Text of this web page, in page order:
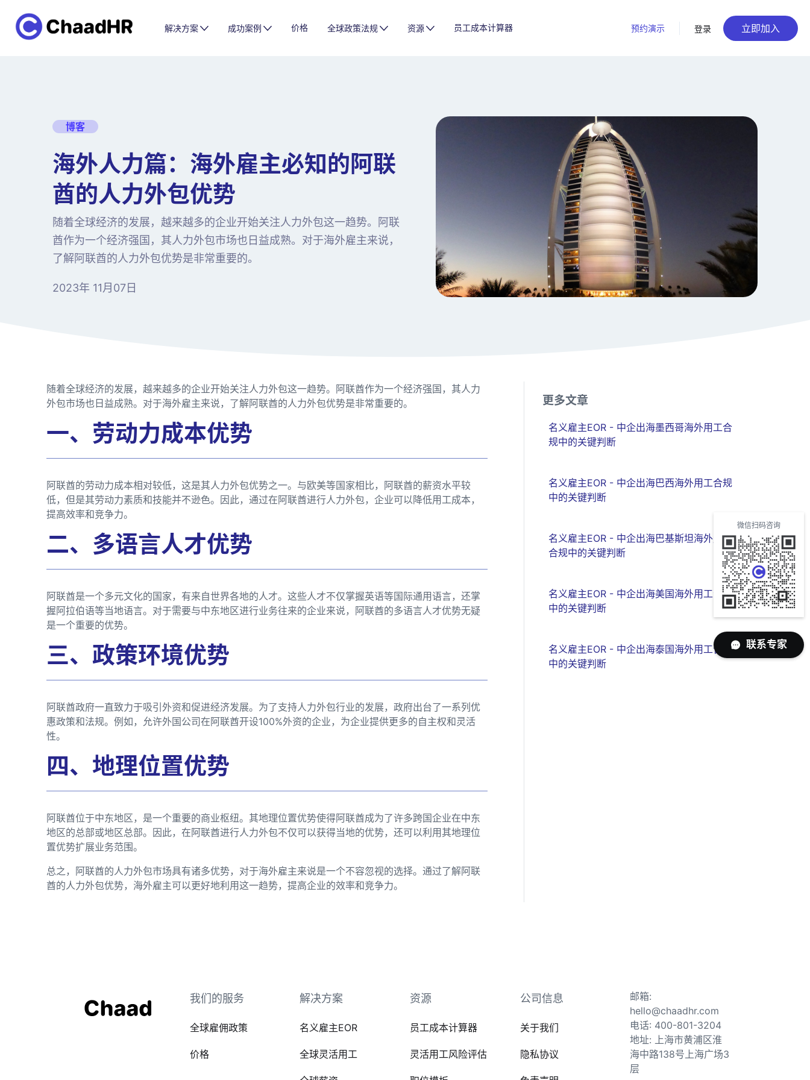
解决方案 成功案例 价格 全球政策法规 资源 员工成本计算器 预约演示 登录 立即加入
博客
海外人力篇：海外雇主必知的阿联
酋的人力外包优势
随着全球经济的发展，越来越多的企业开始关注人力外包这一趋势。阿联
酋作为一个经济强国，其人力外包市场也日益成熟。对于海外雇主来说，
了解阿联酋的人力外包优势是非常重要的。
2023年 11月07日
随着全球经济的发展，越来越多的企业开始关注人力外包这一趋势。阿联酋作为一个经济强国，其人力
外包市场也日益成熟。对于海外雇主来说，了解阿联酋的人力外包优势是非常重要的。
一、劳动力成本优势
阿联酋的劳动力成本相对较低，这是其人力外包优势之一。与欧美等国家相比，阿联酋的薪资水平较
低，但是其劳动力素质和技能并不逊色。因此，通过在阿联酋进行人力外包，企业可以降低用工成本，
提高效率和竞争力。
二、多语言人才优势
阿联酋是一个多元文化的国家，有来自世界各地的人才。这些人才不仅掌握英语等国际通用语言，还掌
握阿拉伯语等当地语言。对于需要与中东地区进行业务往来的企业来说，阿联酋的多语言人才优势无疑
是一个重要的优势。
三、政策环境优势
阿联酋政府一直致力于吸引外资和促进经济发展。为了支持人力外包行业的发展，政府出台了一系列优
惠政策和法规。例如，允许外国公司在阿联酋开设100%外资的企业，为企业提供更多的自主权和灵活
性。
四、地理位置优势
阿联酋位于中东地区，是一个重要的商业枢纽。其地理位置优势使得阿联酋成为了许多跨国企业在中东
地区的总部或地区总部。因此，在阿联酋进行人力外包不仅可以获得当地的优势，还可以利用其地理位
置优势扩展业务范围。
总之，阿联酋的人力外包市场具有诸多优势，对于海外雇主来说是一个不容忽视的选择。通过了解阿联
酋的人力外包优势，海外雇主可以更好地利用这一趋势，提高企业的效率和竞争力。
更多文章
名义雇主EOR - 中企出海墨西哥海外用工合
规中的关键判断
名义雇主EOR - 中企出海巴西海外用工合规
中的关键判断
名义雇主EOR - 中企出海巴基斯坦海外用工
合规中的关键判断
名义雇主EOR - 中企出海美国海外用工合规
中的关键判断
名义雇主EOR - 中企出海泰国海外用工合规
中的关键判断
我们的服务
全球雇佣政策
价格
解决方案
名义雇主EOR
全球灵活用工
资源
员工成本计算器
灵活用工风险评估
公司信息
关于我们
隐私协议
邮箱:
hello@chaadhr.com
电话: 400-801-3204
地址: 上海市黄浦区淮
海中路138号上海广场3
层
微信扫码咨询
联系专家